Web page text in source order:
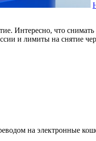
Интересно, что
и лимиты на снятие
на электронные